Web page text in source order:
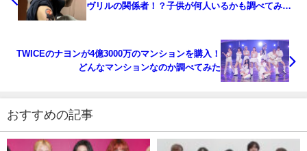
ヴリルの関係者！？子供が何人いるかも調べてみ
TWICEのナヨンが4億3000万のマンションを購入！
どんなマンションなのか調べてみた
おすすめの記事